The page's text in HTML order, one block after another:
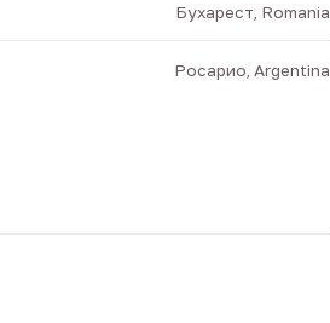
Бухарест, Romania
Росарио, Argentina